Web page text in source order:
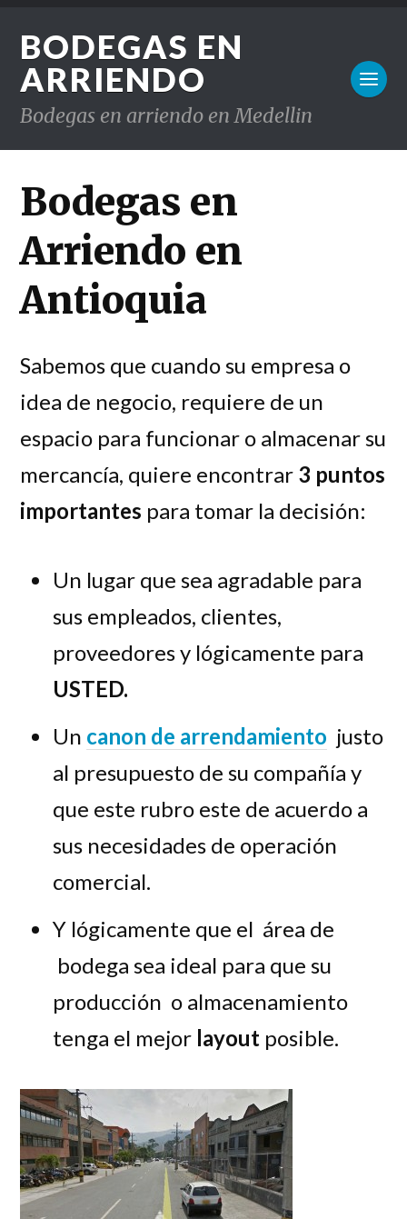
BODEGAS EN
ARRIENDO
Bodegas en arriendo en Medellin
Bodegas en
Arriendo en
Antioquia
Sabemos que cuando su empresa o
idea de negocio, requiere de un
espacio para funcionar o almacenar su
mercancía, quiere encontrar 3 puntos
importantes para tomar la decisión:
Un lugar que sea agradable para
sus empleados, clientes,
proveedores y lógicamente para
USTED.
Un canon de arrendamiento justo
al presupuesto de su compañía y
que este rubro este de acuerdo a
sus necesidades de operación
comercial.
Y lógicamente que el área de
bodega sea ideal para que su
producción o almacenamiento
tenga el mejor layout posible.